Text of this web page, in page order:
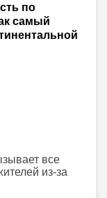
по
самый
все
из-за